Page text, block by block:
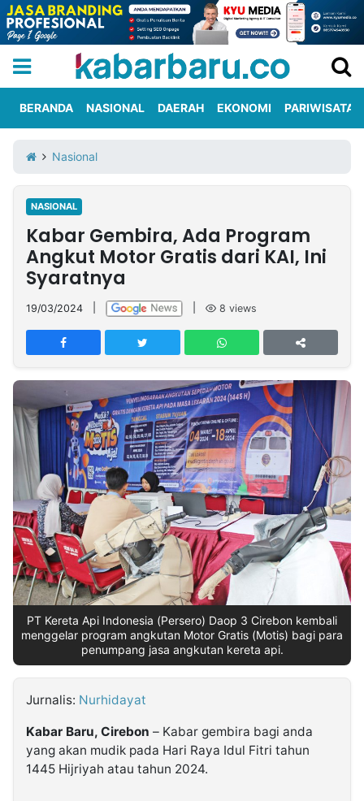
Iklan
Berita
Kami
Nasional
International
Olahraga
Entertainment
Daerah
Pariwisata
Kuliner
Kolom
Network
PT
TREETAN
INDONESIA
Partner
Insight
NTB
Suara
Time
Lens
IDN
Daily
Jogja
Jalan
Rakyat
Idealita
News
Kita
Notice
Dinamikapost.com
Radar
Baru
Seedbacklink
Follow
Kabarbaru
Kabarbaru.co
BERANDA NASIONAL DAERAH EKONOMI PARIWISATA
Nasional
NASIONAL
Kabar Gembira, Ada Program
Angkut Motor Gratis dari KAI, Ini
Syaratnya
19/03/2024 8 views
PT Kereta Api Indonesia (Persero) Daop 3 Cirebon kembali
menggelar program angkutan Motor Gratis (Motis) bagi para
penumpang jasa angkutan kereta api.
Jurnalis: Nurhidayat
Kabar Baru, Cirebon – Kabar gembira bagi anda
yang akan mudik pada Hari Raya Idul Fitri tahun
1445 Hijriyah atau tahun 2024.